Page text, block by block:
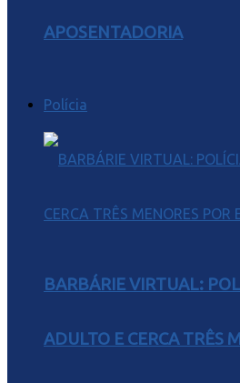
APOSENTADORIA
Polícia
BARBÁRIE VIRTUAL:
ADULTO E CERCA TRÊS